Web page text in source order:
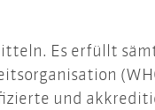
Es erfüllt
und